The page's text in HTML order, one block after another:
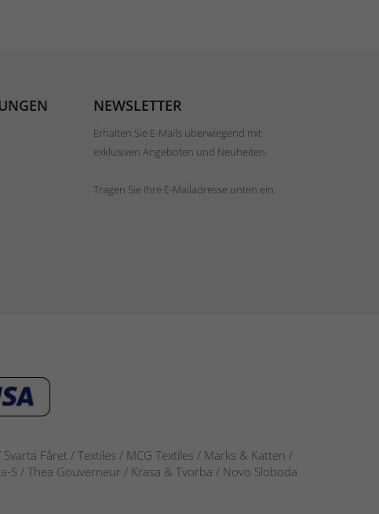
NEWSLETTER
Erhalten Sie E-Mails überwiegend mit
exklusiven Angeboten und Neuheiten.
Tragen Sie Ihre E-Mailadresse unten ein.
Fåret / Textiles / MCG Textiles / Marks & Katten /
S / Thea Gouverneur / Krasa & Tvorba / Novo Sloboda